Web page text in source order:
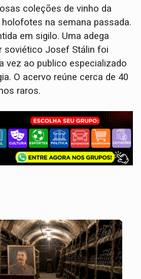
coleções de vinho da
na semana passada.
em sigilo. Uma adega
soviético Josef Stálin foi
vez ao publico especializado
O acervo reúne cerca de 40
raros.